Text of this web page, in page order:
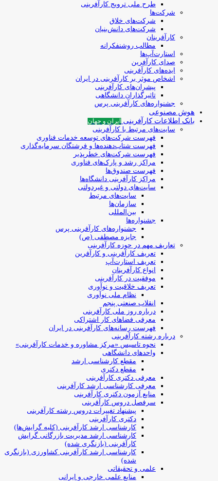
طرح ملی ترویج کارآفرینی
شرکت‌ها
شرکت‌های خلاق
شرکت‌های دانش‌بنیان
کارآفرینان
مطالب روشنفکرانه
استارت‌آپ‌ها
صدای کارآفرین
ایده‌های کارآفرینی
اشخاص موثر بر کارآفرینی در ایران
پیشران‌های کارآفرینی
تاثیرگذاران دانشگاهی
جشنواره‌های کارآفرینی‌ پرس
هوش مصنوعی
بانک اطلاعات کارآفرینی
ایران و جهان
سایت‌های مرتبط با کارآفرینی
فهرست شرکت‌های‌‌ توسعه‌ خدمات فناوری
فهرست شتاب‌دهنده‌ها‌ و فرشتگان‌ سرمایه‌گذاری
فهرست شرکت‌های خطرپذیر
مراکز رشد و پارک‌های فناوری
فهرست صندوق‌ها
مراکز کارآفرینی دانشگاه‌ها
سایت‌های دولتی و غیردولتی
سایت‌های مرتبط
سازمان‌ها
بین‌المللی
جشنواره‌ها
جشنواره‌های کارآفرینی‌ پرس
جایزه مصطفی (ص)
تعاریف مهم در حوزه کارآفرینی
تعریف کارآفرینی و کارآفرین
تعریف استارت‌آپ
انواع کارآفرینان
موفقیت در کارآفرینی
تعریف خلاقیت و نوآوری
نظام ملی نوآوری
انقلاب صنعتی پنجم
درباره روز ملی کارآفرینی
معرفی فضاهای کار اشتراکی
فهرست رسانه‌های کارآفرینی در ایران
درباره رشته کارآفرینی
نحوه تاسیس «مرکز مشاوره و خدمات کارآفرینی»
واحدهای دانشگاهی
مقطع کارشناسی ارشد
مقطع دکتری
معرفی دکتری کارآفرینی
معرفی کارشناسی ارشد کارآفرینی
منابع آزمون دکتری کارآفرینی
سرفصل دروس کارآفرینی
پیشنهاد تغییرات دروس رشته کارآفرینی
دکتری کارآفرینی
کارشناسی ارشد کارآفرینی (کلیه گرایش‌ها)
کارشناسی ارشد مدیریت بازرگانی گرایش
کارآفرینی (بازنگری شده)
کارشناسی ارشد کارآفرینی کشاورزی (بازنگری
شده)
علمی و تحقیقاتی
منابع علمی خارجی و ایرانی